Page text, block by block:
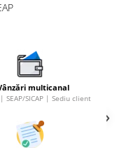
multicanal
SEAP/SICAP | Sediu client